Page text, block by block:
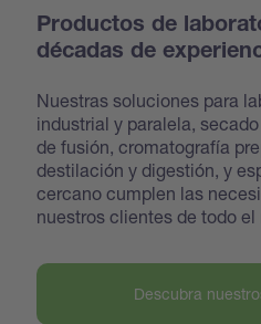
Productos de
décadas de
Nuestras soluciones para
industrial y paralela,
de fusión, cromatografía
destilación y digestión, y
cercano cumplen las
nuestros clientes de todo el
Descubra